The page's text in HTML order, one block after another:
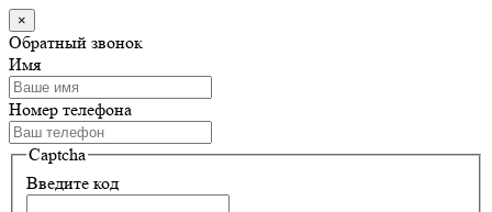
×
Обратный звонок
Имя
Номер телефона
Captcha
Введите код